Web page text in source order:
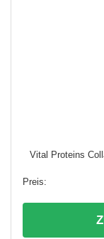
Vital Proteins